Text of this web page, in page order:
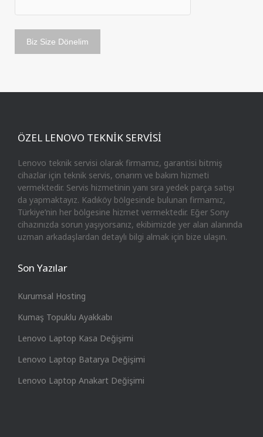
ÖZEL LENOVO TEKNİK SERVİSİ
Lenovo teknik servisi olarak firmamız, garantisi bitmiş
cihazlar için teknik servis, onarım ve bakım hizmeti
vermektedir. Servis hizmetinin yanı sıra yedek parça satışı
da yapmaktayız. Kadıköy bölgesinde bulunan firmamız,
Türkiye’nin her bölgesine hizmet vermektedir. Eğer Sony
cihazınızda sorun yaşıyorsanız, ekibimizde yer alan alanında
uzman arkadaşlardan detaylı bilgi almak için bize ulaşın.
Son Yazılar
Kurumsal Hosting
Kumaş Topuklu Ayakkabı
Lenovo Laptop Kasa Değişimi
Lenovo Laptop Batarya Değişimi
Lenovo Laptop Anakart Değişimi